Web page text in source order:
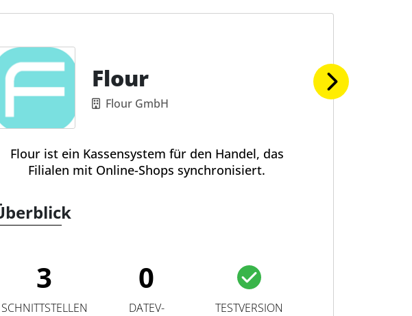
Flour
Flour GmbH
Flour ist ein Kassensystem für den Handel, das
Filialen mit Online-Shops synchronisiert.
3
SCHNITTSTELLEN
0
DATEV-
TESTVERSION